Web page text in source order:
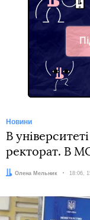
Новини
В
ректорат. В
Автор:
Олена Мельник Дата:
18:06,